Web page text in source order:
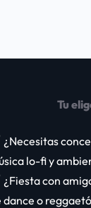
Tu
¿Necesitas
lo-fi y
¿Fiesta con
dance o